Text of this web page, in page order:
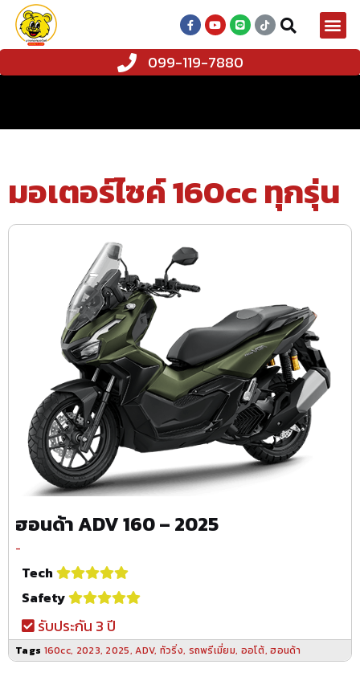
099-119-7880
มอเตอร์ไซค์ 160cc ทุกรุ่น
ฮอนด้า ADV 160 – 2025
-
Tech
Safety
รับประกัน 3 ปี
Tags 160cc, 2023, 2025,ADV, ทัวริ่ง, รถพรีเมี่ยม, ออโต้,ฮอนด้า